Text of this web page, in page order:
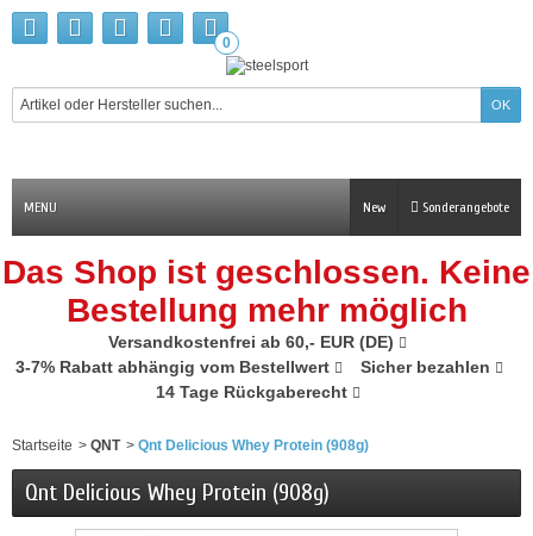
0
MENU Sonderangebote
New
Das Shop ist geschlossen. Keine
Bestellung mehr möglich
Versandkostenfrei ab 60,- EUR (DE)
3-7% Rabatt abhängig vom Bestellwert
Sicher bezahlen
14 Tage Rückgaberecht
Startseite > QNT > Qnt Delicious Whey Protein (908g)
Qnt Delicious Whey Protein (908g)